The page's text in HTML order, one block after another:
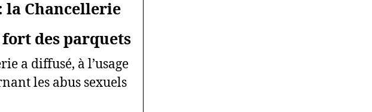
la Chancellerie
des parquets
a diffusé, à l’usage
les abus sexuels